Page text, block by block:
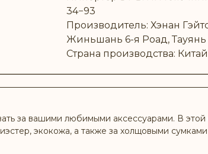
34−93
Производитель: Хэнан
Жиньшань 6-я Роад, Тауянь
Страна производства: Китай
за вашими любимыми аксессуарами. В
экокожа, а также за холщовыми